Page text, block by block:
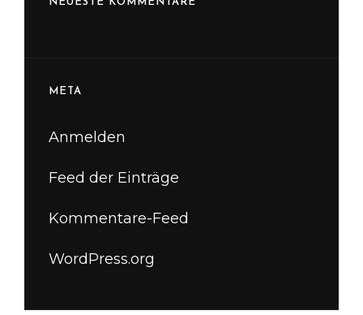
META
Anmelden
Feed der Einträge
Kommentare-Feed
WordPress.org